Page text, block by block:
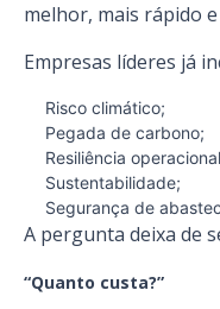
melhor, mais rápido
Empresas líderes já
Risco climático;
Pegada de carbono;
Resiliência
Sustentabilidade;
Segurança de
A pergunta deixa de
“Quanto custa?”